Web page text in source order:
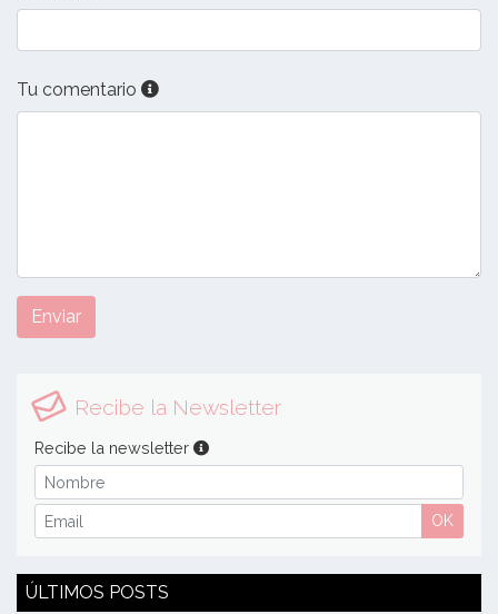
Tu comentario
Enviar
Recibe la Newsletter
Recibe la newsletter
OK
ÚLTIMOS POSTS